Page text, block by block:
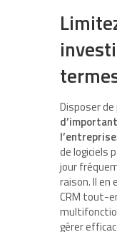
Disposer
l’entreprise
de logiciels
jour
raison. Il
CRM tout-
gérer